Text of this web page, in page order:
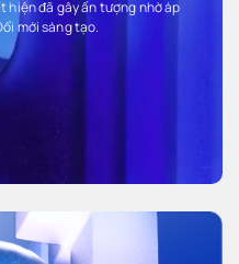
hiện đã gây ấn tượng nhờ áp
mới sáng tạo.